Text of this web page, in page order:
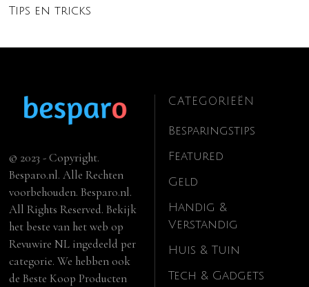
Tips en tricks
© 2023 - Copyright.
Besparo.nl. Alle Rechten
voorbehouden. Besparo.nl.
All Rights Reserved. Bekijk
het beste van het web op
Revuwire NL ingedeeld per
categorie. We hebben ook
deBeste Koop Producten
CATEGORIEËN
Besparingstips
Featured
Geld
Handig &
Verstandig
Huis & Tuin
Tech & Gadgets